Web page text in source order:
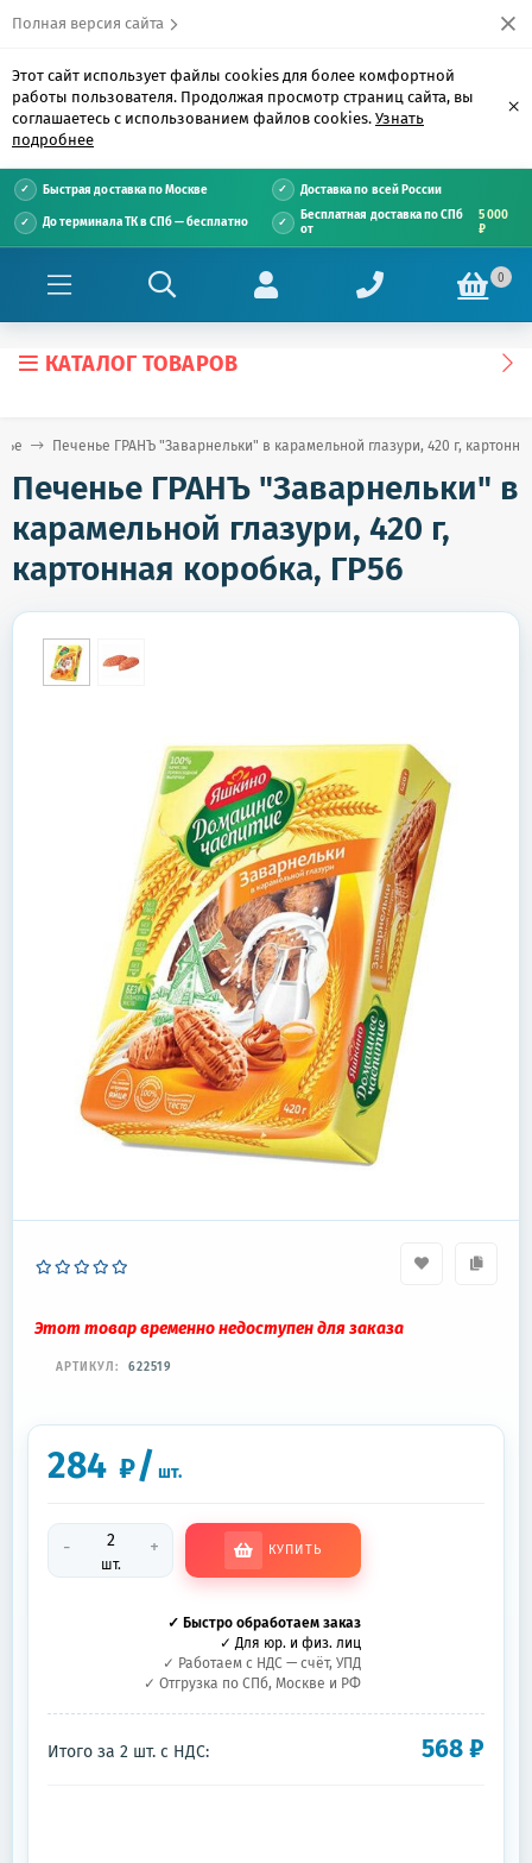
Полная версия сайта
Этот сайт использует файлы cookies для более комфортной
работы пользователя. Продолжая просмотр страниц сайта, вы
соглашаетесь с использованием файлов cookies. Узнать
подробнее
×
Быстрая доставка по Москве Доставка по всей России
До терминала ТК в СПб — бесплатно
Бесплатная доставка по СПб
от
5 000
₽
0
КАТАЛОГ ТОВАРОВ
Печенье ГРАНЪ "Заварнельки" в карамельной глазури, 420 г,
Печенье ГРАНЪ "Заварнельки" в
карамельной глазури, 420 г,
картонная коробка, ГР56
Этот товар временно недоступен для заказа
АРТИКУЛ: 622519
284 ₽/ шт.
-
шт.
+ КУПИТЬ
✓ Быстро обработаем заказ
✓ Для юр. и физ. лиц
✓ Работаем с НДС — счёт, УПД
✓ Отгрузка по СПб, Москве и РФ
Итого за 2 шт. с НДС: 568₽